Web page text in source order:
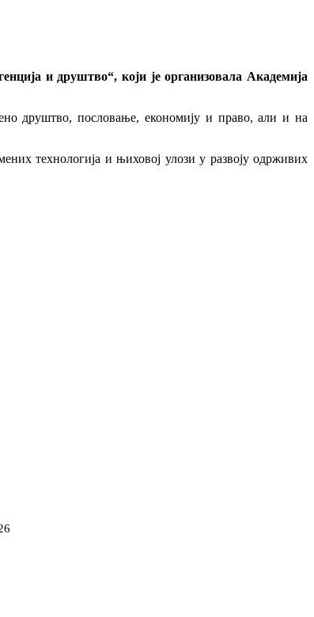
и друштво“, који је организовала Академија
друштво, пословање, економију и право, али и на
технологија и њиховој улози у развоју одрживих